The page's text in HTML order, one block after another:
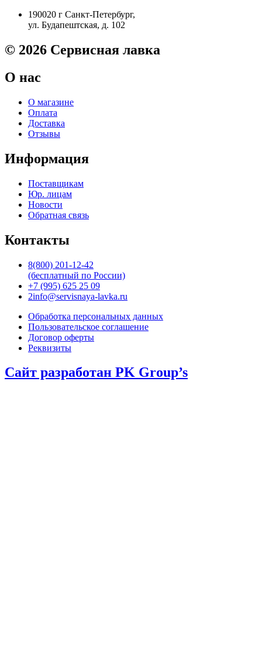
C2026MFP/C2126MFP
190020 г Санкт-Петербург,
ул. Будапештская, д. 102
© 2026 Сервисная лавка
О нас
О магазине
Оплата
Доставка
Отзывы
Информация
Поставщикам
Юр. лицам
Новости
Обратная связь
Контакты
8(800) 201-12-42
(бесплатный по России)
+7 (995) 625 25 09
2info@servisnaya-lavka.ru
Обработка персональных данных
Пользовательское соглашение
Договор оферты
Реквизиты
Сайт разработан PK Group’s